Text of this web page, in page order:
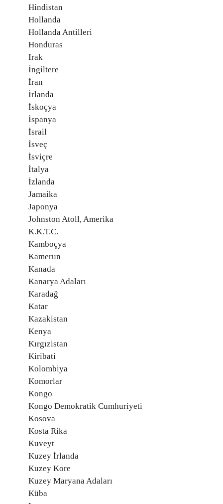
Hindistan
Hollanda
Hollanda Antilleri
Honduras
Irak
İngiltere
İran
İrlanda
İskoçya
İspanya
İsrail
İsveç
İsviçre
İtalya
İzlanda
Jamaika
Japonya
Johnston Atoll, Amerika
K.K.T.C.
Kamboçya
Kamerun
Kanada
Kanarya Adaları
Karadağ
Katar
Kazakistan
Kenya
Kırgızistan
Kiribati
Kolombiya
Komorlar
Kongo
Kongo Demokratik Cumhuriyeti
Kosova
Kosta Rika
Kuveyt
Kuzey İrlanda
Kuzey Kore
Kuzey Maryana Adaları
Küba